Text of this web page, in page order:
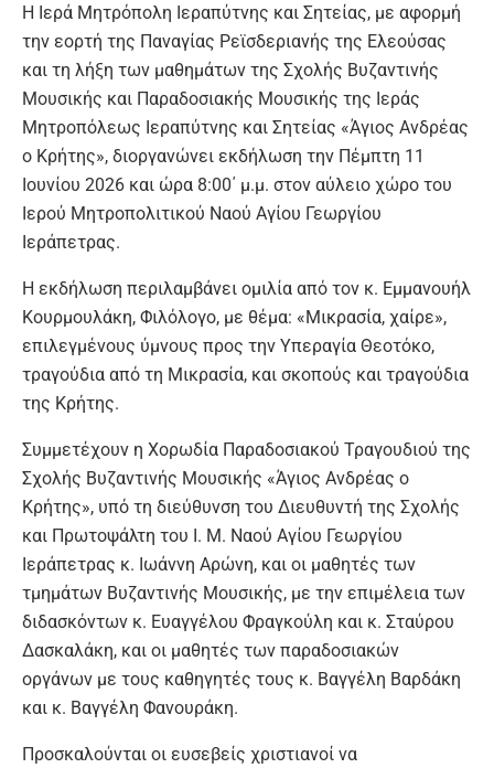
Η Ιερά Μητρόπολη Ιεραπύτνης και Σητείας, με αφορμή
την εορτή της Παναγίας Ρεϊσδεριανής της Ελεούσας
και τη λήξη των μαθημάτων της Σχολής Βυζαντινής
Μουσικής και Παραδοσιακής Μουσικής της Ιεράς
Μητροπόλεως Ιεραπύτνης και Σητείας «Άγιος Ανδρέας
ο Κρήτης», διοργανώνει εκδήλωση την Πέμπτη 11
Ιουνίου 2026 και ώρα 8:00΄ μ.μ. στον αύλειο χώρο του
Ιερού Μητροπολιτικού Ναού Αγίου Γεωργίου
Ιεράπετρας.
Η εκδήλωση περιλαμβάνει ομιλία από τον κ. Εμμανουήλ
Κουρμουλάκη, Φιλόλογο, με θέμα: «Μικρασία, χαίρε»,
επιλεγμένους ύμνους προς την Υπεραγία Θεοτόκο,
τραγούδια από τη Μικρασία, και σκοπούς και τραγούδια
της Κρήτης.
Συμμετέχουν η Χορωδία Παραδοσιακού Τραγουδιού της
Σχολής Βυζαντινής Μουσικής «Άγιος Ανδρέας ο
Κρήτης», υπό τη διεύθυνση του Διευθυντή της Σχολής
και Πρωτοψάλτη του Ι. Μ. Ναού Αγίου Γεωργίου
Ιεράπετρας κ. Ιωάννη Αρώνη, και οι μαθητές των
τμημάτων Βυζαντινής Μουσικής, με την επιμέλεια των
διδασκόντων κ. Ευαγγέλου Φραγκούλη και κ. Σταύρου
Δασκαλάκη, και οι μαθητές των παραδοσιακών
οργάνων με τους καθηγητές τους κ. Βαγγέλη Βαρδάκη
και κ. Βαγγέλη Φανουράκη.
Προσκαλούνται οι ευσεβείς χριστιανοί να